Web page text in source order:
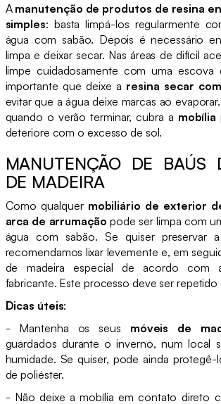
A manutenção de produtos de resina
simples: basta limpá-los regularmente
água com sabão. Depois é necessário
limpa e deixar secar. Nas áreas de difícil
limpe cuidadosamente com uma
importante que deixe a resina secar
evitar que a água deixe marcas ao
quando o verão terminar, cubra a mobília
deteriore com o excesso de sol.
MANUTENÇÃO DE BAÚS
DE MADEIRA
Como qualquer mobiliário de exterior
arca de arrumação pode ser limpa com
água com sabão. Se quiser preservar
recomendamos lixar levemente e, em
de madeira especial de acordo com
fabricante. Este processo deve ser repetido
Dicas úteis:
- Mantenha os seus móveis de
guardados durante o inverno, num local
humidade. Se quiser, pode ainda
de poliéster.
- Não deixe a mobília em contato direto